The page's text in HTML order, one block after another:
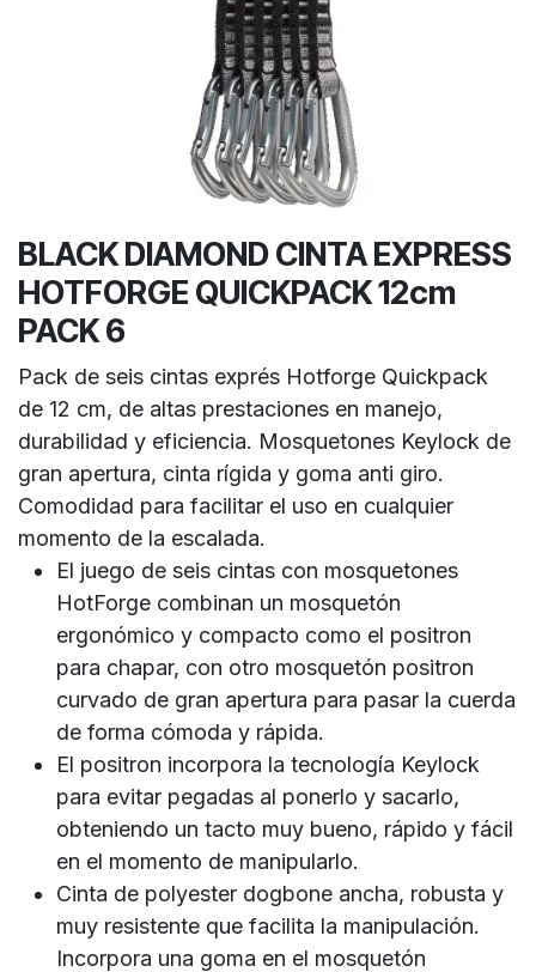
BLACK DIAMOND CINTA EXPRESS
HOTFORGE QUICKPACK 12cm
PACK 6
Pack de seis cintas exprés Hotforge Quickpack
de 12 cm, de altas prestaciones en manejo,
durabilidad y eficiencia. Mosquetones Keylock de
gran apertura, cinta rígida y goma anti giro.
Comodidad para facilitar el uso en cualquier
momento de la escalada.
El juego de seis cintas con mosquetones
HotForge combinan un mosquetón
ergonómico y compacto como el positron
para chapar, con otro mosquetón positron
curvado de gran apertura para pasar la cuerda
de forma cómoda y rápida.
El positron incorpora la tecnología Keylock
para evitar pegadas al ponerlo y sacarlo,
obteniendo un tacto muy bueno, rápido y fácil
en el momento de manipularlo.
Cinta de polyester dogbone ancha, robusta y
muy resistente que facilita la manipulación.
Incorpora una goma en el mosquetón